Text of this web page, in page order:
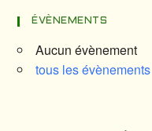
ÉVÈNEMENTS
Aucun évènement
tous les évènements